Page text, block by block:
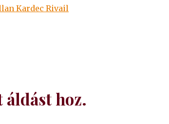
Kardec Rivail
áldást hoz.